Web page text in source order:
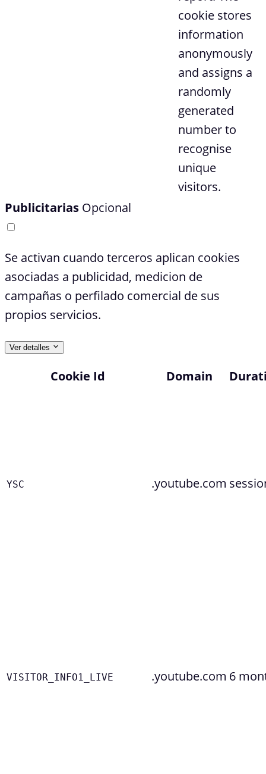
cookie stores
information
anonymously
and assigns a
randomly
generated
number to
recognise
unique
visitors.
Publicitarias Opcional
Se activan cuando terceros aplican cookies
asociadas a publicidad, medicion de
campañas o perfilado comercial de sus
propios servicios.
Ver detalles
Cookie Id Domain
YSC .youtube.com
VISITOR_INFO1_LIVE .youtube.com 6